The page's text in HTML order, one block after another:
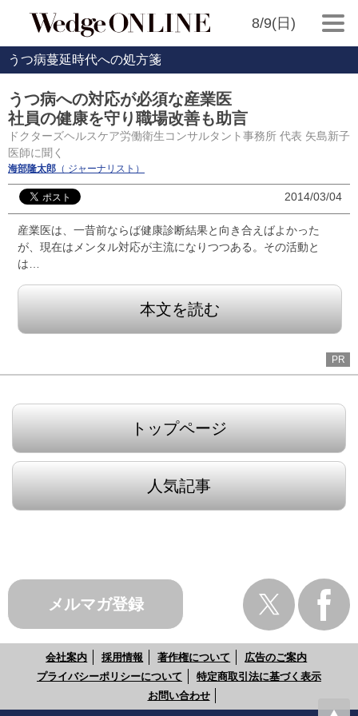
8/9(日)
うつ病蔓延時代への処方箋
うつ病への対応が必須な産業医
社員の健康を守り職場改善も助言
ドクターズヘルスケア労働衛生コンサルタント事務所 代表 矢島新子
医師に聞く
海部隆太郎 （ ジャーナリスト）
2014/03/04
産業医は、一昔前ならば健康診断結果と向き合えばよかった
が、現在はメンタル対応が主流になりつつある。その活動と
は…
本文を読む
PR
トップページ
人気記事
メルマガ登録
会社案内 採用情報 著作権について
広告のご案内
プライバシーポリシーについて
特定商取引法に基づく表示
お問い合わせ